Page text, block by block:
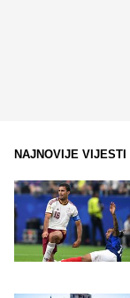
NAJNOVIJE VIJESTI